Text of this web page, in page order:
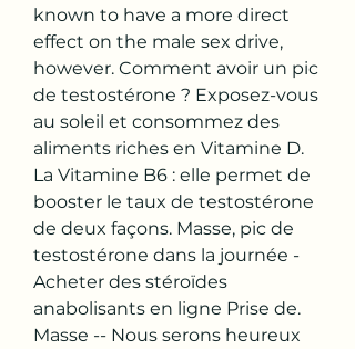
known to have a more direct
effect on the male sex drive,
however. Comment avoir un pic
de testostérone ? Exposez-vous
au soleil et consommez des
aliments riches en Vitamine D.
La Vitamine B6 : elle permet de
booster le taux de testostérone
de deux façons. Masse, pic de
testostérone dans la journée -
Acheter des stéroïdes
anabolisants en ligne Prise de.
Masse -- Nous serons heureux